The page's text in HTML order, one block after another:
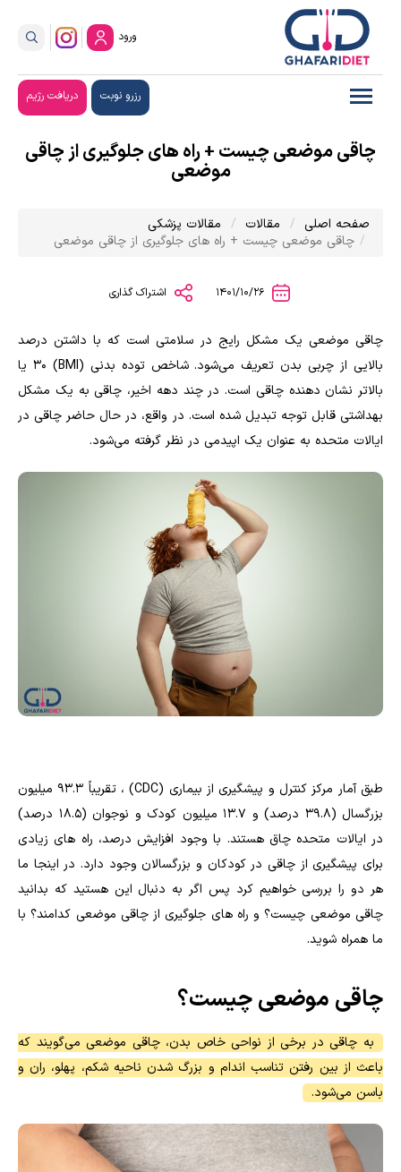
ورود
رزرو نوبت دریافت رژیم
چاقی موضعی چیست + راه های جلوگیری از چاقی
موضعی
صفحه اصلی مقالات
مقالات پزشکی
چاقی موضعی چیست + راه های جلوگیری از چاقی موضعی
1401/10/26 اشتراک گذاری
چاقی موضعی یک مشکل رایج در سلامتی است که با داشتن درصد
بالایی از چربی بدن تعریف می‌شود. شاخص توده بدنی (BMI) 30 یا
بالاتر نشان دهنده چاقی است. در چند دهه اخیر، چاقی به یک مشکل
بهداشتی قابل توجه تبدیل شده است. در واقع، در حال حاضر چاقی در
ایالات متحده به عنوان یک اپیدمی در نظر گرفته می‌شود.
طبق آمار مرکز کنترل و پیشگیری از بیماری (CDC) ، تقریباً 93.3 میلیون
بزرگسال (39.8 درصد) و 13.7 میلیون کودک و نوجوان (18.5 درصد)
در ایالات متحده چاق هستند. با وجود افزایش درصد، راه های زیادی
برای پیشگیری از چاقی در کودکان و بزرگسالان وجود دارد. در اینجا ما
هر دو را بررسی خواهیم کرد پس اگر به دنبال این هستید که بدانید
چاقی موضعی چیست؟ و راه های جلوگیری از چاقی موضعی کدامند؟ با
ما همراه شوید.
چاقی موضعی چیست؟
به چاقی در برخی از نواحی خاص بدن، چاقی موضعی می‌گویند که
باعث از بین رفتن تناسب اندام و بزرگ شدن ناحیه شکم، پهلو، ران و
باسن می‌شود.